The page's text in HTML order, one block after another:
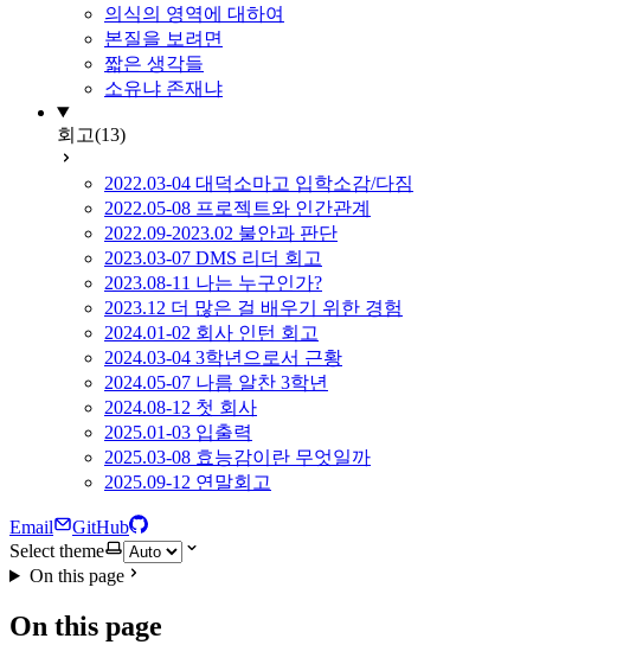
의식의 영역에 대하여
본질을 보려면
짧은 생각들
소유냐 존재냐
회고(13)
2022.03-04 대덕소마고 입학소감/다짐
2022.05-08 프로젝트와 인간관계
2022.09-2023.02 불안과 판단
2023.03-07 DMS 리더 회고
2023.08-11 나는 누구인가?
2023.12 더 많은 걸 배우기 위한 경험
2024.01-02 회사 인턴 회고
2024.03-04 3학년으로서 근황
2024.05-07 나름 알찬 3학년
2024.08-12 첫 회사
2025.01-03 입출력
2025.03-08 효능감이란 무엇일까
2025.09-12 연말회고
Email
GitHub
Select theme
On this page
On this page